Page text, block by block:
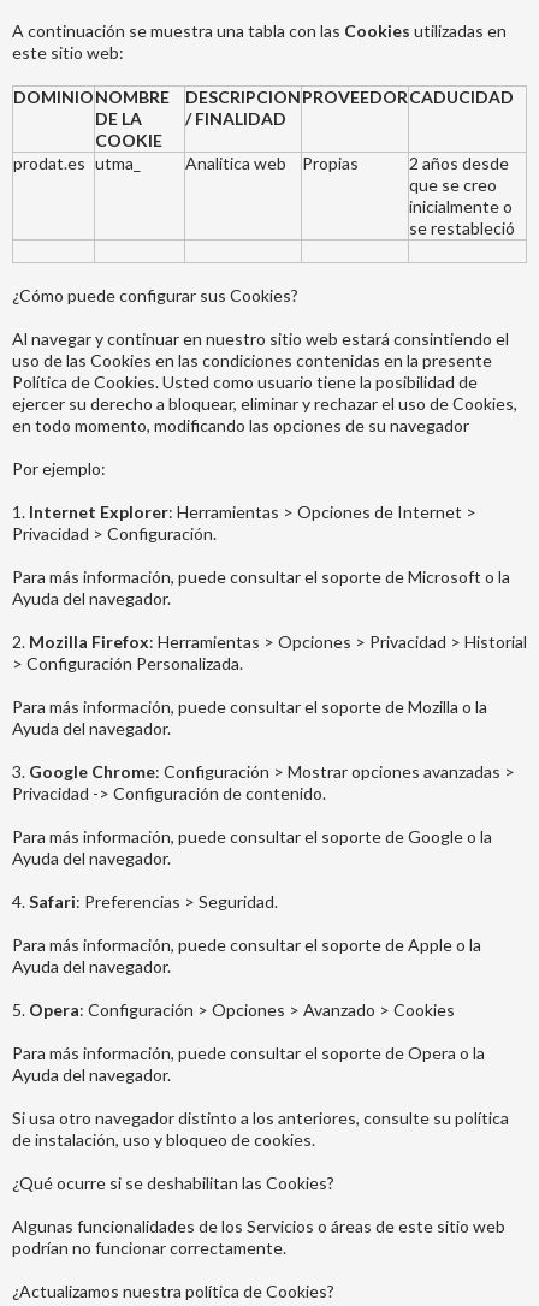
A continuación se muestra una tabla con las Cookies utilizadas en
este sitio web:
DOMINIONOMBRE
DE LA
COOKIE
DESCRIPCION
/ FINALIDAD
PROVEEDORCADUCIDAD
prodat.es utma_ Analitica web Propias
2 años desde
que se creo
inicialmente o
se restableció
¿Cómo puede configurar sus Cookies?
Al navegar y continuar en nuestro sitio web estará consintiendo el
uso de las Cookies en las condiciones contenidas en la presente
Política de Cookies. Usted como usuario tiene la posibilidad de
ejercer su derecho a bloquear, eliminar y rechazar el uso de Cookies,
en todo momento, modificando las opciones de su navegador
Por ejemplo:
1. Internet Explorer: Herramientas > Opciones de Internet >
Privacidad > Configuración.
Para más información, puede consultar el soporte de Microsoft o la
Ayuda del navegador.
2. Mozilla Firefox: Herramientas > Opciones > Privacidad > Historial
> Configuración Personalizada.
Para más información, puede consultar el soporte de Mozilla o la
Ayuda del navegador.
3. Google Chrome: Configuración > Mostrar opciones avanzadas >
Privacidad -> Configuración de contenido.
Para más información, puede consultar el soporte de Google o la
Ayuda del navegador.
4.Safari: Preferencias > Seguridad.
Para más información, puede consultar el soporte de Apple o la
Ayuda del navegador.
5. Opera: Configuración > Opciones > Avanzado > Cookies
Para más información, puede consultar el soporte de Opera o la
Ayuda del navegador.
Si usa otro navegador distinto a los anteriores, consulte su política
de instalación, uso y bloqueo de cookies.
¿Qué ocurre si se deshabilitan las Cookies?
Algunas funcionalidades de los Servicios o áreas de este sitio web
podrían no funcionar correctamente.
¿Actualizamos nuestra política de Cookies?